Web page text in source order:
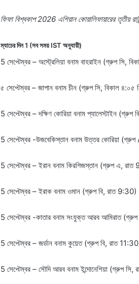
ফিফা বিশ্বকাপ 2026 এশিয়ান কোয়ালিফায়ারের তৃতীয়
ম্যাচের দিন 1 (সব সময় IST অনুযায়ী)
5 সেপ্টেম্বর – অস্ট্রেলিয়া বনাম বাহরাইন (গ্রুপ সি,
৫ সেপ্টেম্বর – জাপান বনাম চীন (গ্রুপ সি, বিকাল ৪:০৫
5 সেপ্টেম্বর – দক্ষিণ কোরিয়া বনাম প্যালেস্টাইন
5 সেপ্টেম্বর -উজবেকিস্তান বনাম উত্তর কোরিয়া
5 সেপ্টেম্বর – ইরান বনাম কিরগিজস্তান (গ্রুপ এ,
5 সেপ্টেম্বর – ইরাক বনাম ওমান (গ্রুপ বি, রাত 9:30)
5 সেপ্টেম্বর -কাতার বনাম সংযুক্ত আরব আমিরাত
5 সেপ্টেম্বর – জর্ডান বনাম কুয়েত (গ্রুপ বি, রাত
5 সেপ্টেম্বর – সৌদি আরব বনাম ইন্দোনেশিয়া (গ্রুপ